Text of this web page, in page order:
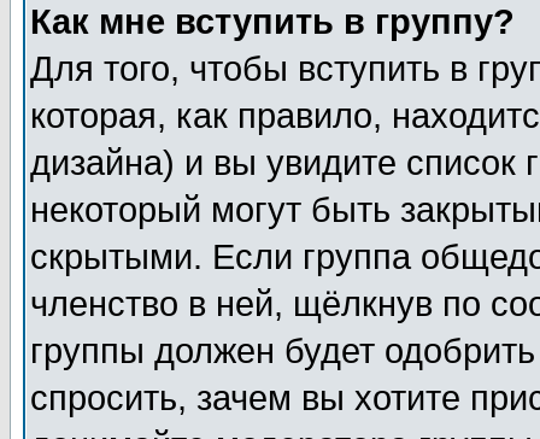
Как мне вступить в группу?
Для того, чтобы вступить в
которая, как правило,
дизайна) и вы увидите список
некоторый могут быть
скрытыми. Если группа
членство в ней, щёлкнув по
группы должен будет
спросить, зачем вы хотите